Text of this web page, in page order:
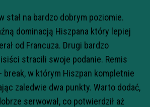
stał na bardzo dobrym poziomie.
dominacją Hiszpana który lepiej
od Francuza. Drugi bardzo
stracili swoje podanie. Remis
break, w którym Hiszpan kompletnie
zaledwie dwa punkty. Warto dodać,
serwował, co potwierdził aż